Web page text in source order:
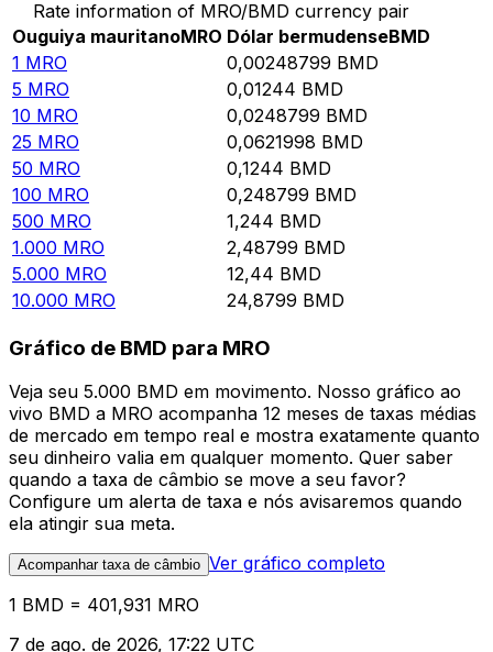
Rate information of MRO/BMD currency pair
Ouguiya mauritanoMRO Dólar bermudenseBMD
1 MRO 0,00248799 BMD
5 MRO 0,01244 BMD
10 MRO 0,0248799 BMD
25 MRO 0,0621998 BMD
50 MRO 0,1244 BMD
100 MRO 0,248799 BMD
500 MRO 1,244 BMD
1.000 MRO 2,48799 BMD
5.000 MRO 12,44 BMD
10.000 MRO 24,8799 BMD
Gráfico de BMD para MRO
Veja seu 5.000 BMD em movimento. Nosso gráfico ao
vivo BMD a MRO acompanha 12 meses de taxas médias
de mercado em tempo real e mostra exatamente quanto
seu dinheiro valia em qualquer momento. Quer saber
quando a taxa de câmbio se move a seu favor?
Configure um alerta de taxa e nós avisaremos quando
ela atingir sua meta.
Acompanhar taxa de câmbio Ver gráfico completo
1 BMD = 401,931 MRO
7 de ago. de 2026, 17:22 UTC